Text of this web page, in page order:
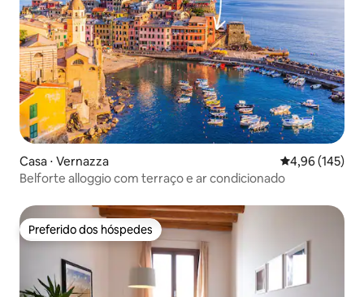
Casa ⋅ Vernazza 4,96 de uma
4,96 (145)
Belforte alloggio com terraço e ar condicionado
Preferido dos hóspedes
Preferido dos hóspedes